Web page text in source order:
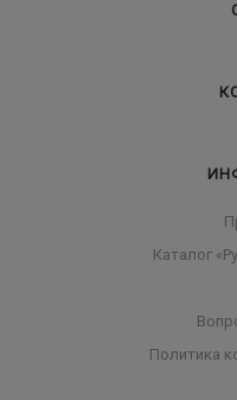
Каталог
Политика